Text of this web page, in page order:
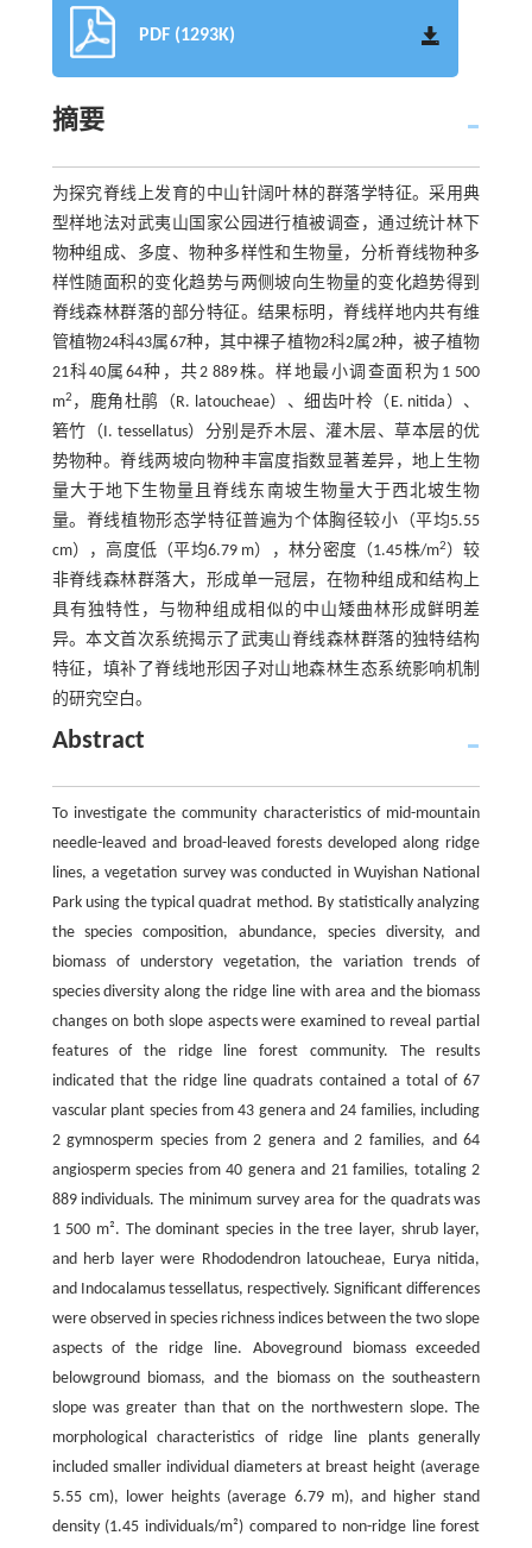
PDF (1293K)
摘要
为探究脊线上发育的中山针阔叶林的群落学特征。采用典
型样地法对武夷山国家公园进行植被调查，通过统计林下
物种组成、多度、物种多样性和生物量，分析脊线物种多
样性随面积的变化趋势与两侧坡向生物量的变化趋势得到
脊线森林群落的部分特征。结果标明，脊线样地内共有维
管植物24科43属67种，其中裸子植物2科2属2种，被子植物
21科40属64种，共2 889株。样地最小调查面积为1 500
m2 ，鹿角杜鹃（R. latoucheae）、细齿叶柃（E. nitida）、
箬竹（I. tessellatus）分别是乔木层、灌木层、草本层的优
势物种。脊线两坡向物种丰富度指数显著差异，地上生物
量大于地下生物量且脊线东南坡生物量大于西北坡生物
量。脊线植物形态学特征普遍为个体胸径较小（平均5.55
cm），高度低（平均6.79 m），林分密度（1.45株/m2 ）较
非脊线森林群落大，形成单一冠层，在物种组成和结构上
具有独特性，与物种组成相似的中山矮曲林形成鲜明差
异。本文首次系统揭示了武夷山脊线森林群落的独特结构
特征，填补了脊线地形因子对山地森林生态系统影响机制
的研究空白。
Abstract
To investigate the community characteristics of mid-mountain
needle-leaved and broad-leaved forests developed along ridge
lines, a vegetation survey was conducted in Wuyishan National
Park using the typical quadrat method. By statistically analyzing
the species composition, abundance, species diversity, and
biomass of understory vegetation, the variation trends of
species diversity along the ridge line with area and the biomass
changes on both slope aspects were examined to reveal partial
features of the ridge line forest community. The results
indicated that the ridge line quadrats contained a total of 67
vascular plant species from 43 genera and 24 families, including
2 gymnosperm species from 2 genera and 2 families, and 64
angiosperm species from 40 genera and 21 families, totaling 2
889 individuals. The minimum survey area for the quadrats was
1 500 m². The dominant species in the tree layer, shrub layer,
and herb layer were Rhododendron latoucheae, Eurya nitida,
and Indocalamus tessellatus, respectively. Significant differences
were observed in species richness indices between the two slope
aspects of the ridge line. Aboveground biomass exceeded
belowground biomass, and the biomass on the southeastern
slope was greater than that on the northwestern slope. The
morphological characteristics of ridge line plants generally
included smaller individual diameters at breast height (average
5.55 cm), lower heights (average 6.79 m), and higher stand
density (1.45 individuals/m²) compared to non-ridge line forest